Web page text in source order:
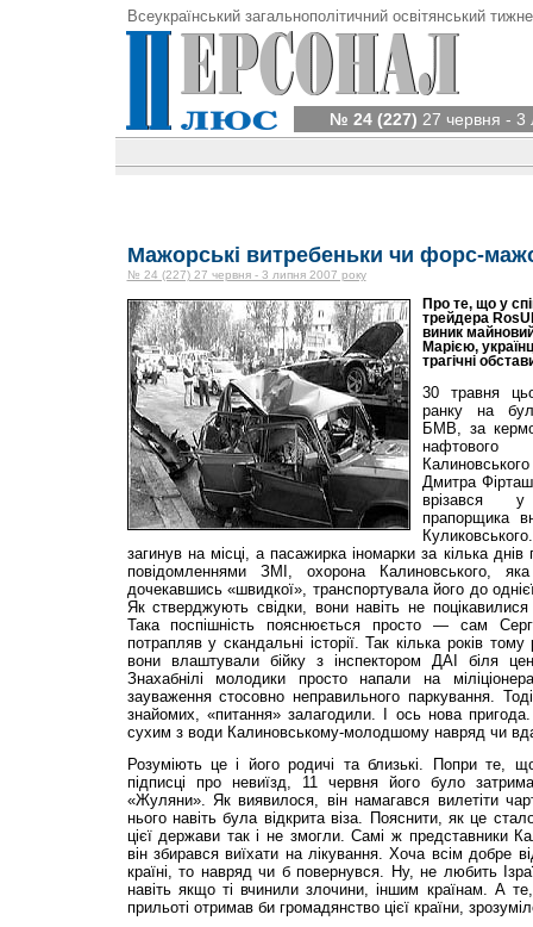
Всеукраїнський загальнополітичний освітянський
№ 24 (227) 27 червня - 3
Мажорські витребеньки чи форс-
№ 24 (227) 27 червня - 3 липня 2007 року
Про те, що у
трейдера
виник
Марією,
трагічні
30 травня
ранку на
БМВ, за
Дмитра
врізався у
прапорщика
загинув на місці, а пасажирка іномарки за кілька
повідомленнями ЗМІ, охорона Калиновського,
дочекавшись «швидкої», транспортувала його до
Як стверджують свідки, вони навіть не
Така поспішність пояснюється просто — сам
потрапляв у скандальні історії. Так кілька років
вони влаштували бійку з інспектором ДАІ біля
Знахабнілі молодики просто напали на
зауваження стосовно неправильного паркування.
знайомих, «питання» залагодили. І ось нова
сухим з води Калиновському-молодшому навряд чи
Розуміють це і його родичі та близькі. Попри те,
підписці про невиїзд, 11 червня його було
«Жуляни». Як виявилося, він намагався вилетіти
нього навіть була відкрита віза. Пояснити, як це
цієї держави так і не змогли. Самі ж представники
він збирався виїхати на лікування. Хоча всім добре
країні, то навряд чи б повернувся. Ну, не любить
навіть якщо ті вчинили злочини, іншим країнам. А
прильоті отримав би громадянство цієї країни,